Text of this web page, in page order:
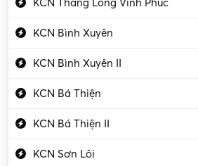
Kỹ thuật mạng – IT
Làm bán thời gian
Lao động phổ thông
Lập trình – Phát triển
Luật – Công chứng
KCN Thăng Long Vĩnh Phúc
KCN Bình Xuyên
KCN Bình Xuyên II
KCN Bá Thiện
KCN Bá Thiện II
KCN Sơn Lôi